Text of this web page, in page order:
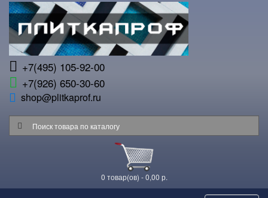
+7(495) 105-92-00
+7(926) 650-30-60
shop@plitkaprof.ru
0 товар(ов) - 0,00 р.